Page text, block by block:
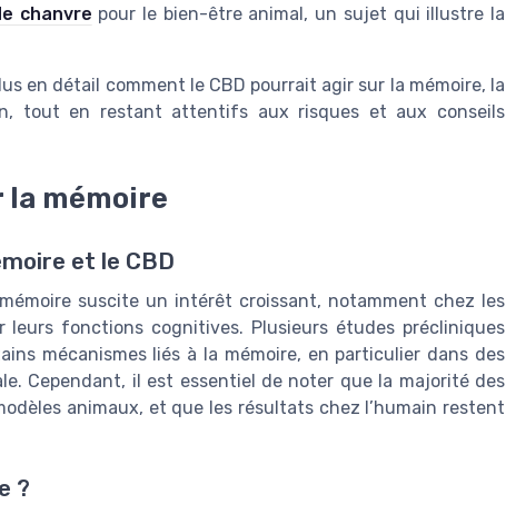
chanvre pour le bien-être animal, un sujet qui illustre la
en détail comment le CBD pourrait agir sur la mémoire, la
tout en restant attentifs aux risques et aux conseils
la mémoire
et le CBD
suscite un intérêt croissant, notamment chez les
leurs fonctions cognitives. Plusieurs études précliniques
mécanismes liés à la mémoire, en particulier dans des
Cependant, il est essentiel de noter que la majorité des
animaux, et que les résultats chez l’humain restent
?